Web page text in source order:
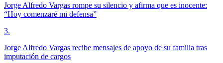
Jorge Alfredo Vargas rompe su silencio y afirma que es inocente:
“Hoy comenzaré mi defensa”
3.
Jorge Alfredo Vargas recibe mensajes de apoyo de su familia tras
imputación de cargos